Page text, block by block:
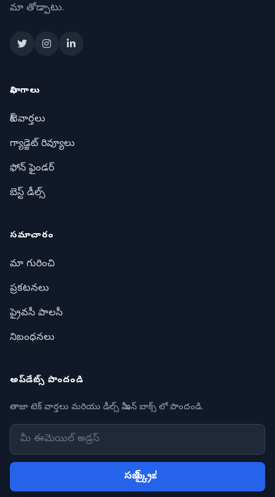
మా తోడ్పాటు.
విభాగాలు
టెక్ వార్తలు
గ్యాడ్జెట్ రివ్యూలు
ఫోన్ ఫైండర్
బెస్ట్ డీల్స్
సమాచారం
మా గురించి
ప్రకటనలు
ప్రైవసీ పాలసీ
నిబంధనలు
అప్‌డేట్స్ పొందండి
తాజా టెక్ వార్తలు మరియు డీల్స్ మీ ఇన్ బాక్స్ లో పొందండి.
సబ్ స్క్రైబ్